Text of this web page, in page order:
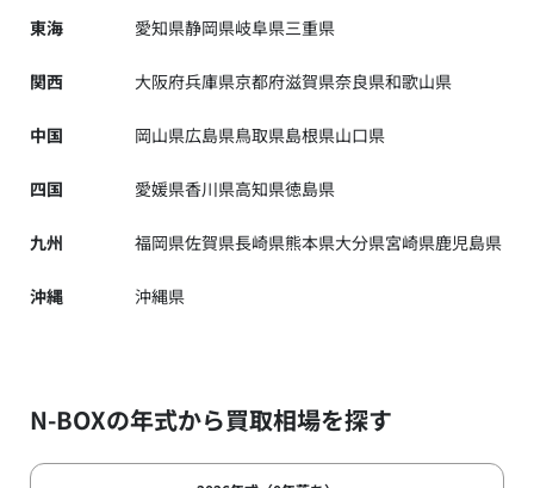
東海 愛知県静岡県岐阜県三重県
関西 大阪府兵庫県京都府滋賀県奈良県和歌山県
中国 岡山県広島県鳥取県島根県山口県
四国 愛媛県香川県高知県徳島県
九州 福岡県佐賀県長崎県熊本県大分県宮崎県鹿児島県
沖縄 沖縄県
N-BOXの年式から買取相場を探す